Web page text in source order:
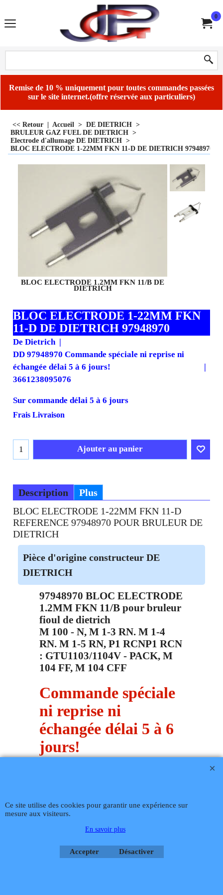
0
Remise de 10 % uniquement pour toutes commandes passées
sur le site internet.(offre réservée aux particuliers)
<< Retour Accueil > DE DIETRICH >
BRULEUR GAZ FUEL DE DIETRICH >
Electrode d'allumage DE DIETRICH >
BLOC ELECTRODE 1-22MM FKN 11-D DE DIETRICH 97948970
BLOC ELECTRODE 1.2MM FKN 11/B DE
DIETRICH
BLOC ELECTRODE 1-22MM FKN
11-D DE DIETRICH 97948970
De Dietrich
DD 97948970 Commande spéciale ni reprise ni
échangée délai 5 à 6 jours!
3661238095076
Sur commande délai 5 à 6 jours
€43.00
€46.44 T.T.C.
Frais Livraison
Ajouter au panier
Description
REFERENCE 97948970 POUR BRULEUR DE
DIETRICH
Pièce d'origine constructeur DE
DIETRICH
97948970 BLOC ELECTRODE
1.2MM FKN 11/B pour bruleur
fioul de dietrich
M 100 - N, M 1-3 RN. M 1-4
: GTU1103/1104V - PACK, M
104 FF, M 104 CFF
Commande spéciale
ni reprise ni
hébergé par Infomaniak Webmaster Jean-Paul GUY
Ce site utilise des cookies pour garantir une expérience sur
mesure aux visiteurs.
En savoir plus
Accepter Désactiver